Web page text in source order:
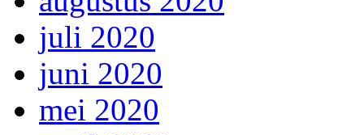
juli 2020
juni 2020
mei 2020